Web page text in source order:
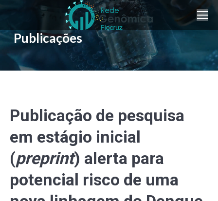
Publicações
Publicação de pesquisa
em estágio inicial
(preprint) alerta para
potencial risco de uma